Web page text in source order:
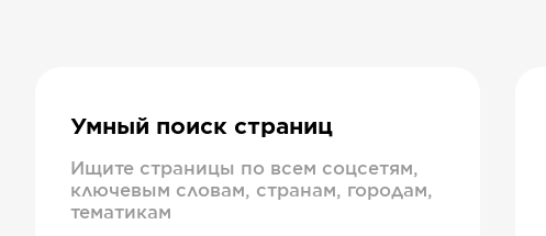
Умный поиск страниц
Ищите страницы по всем соцсетям,
ключевым словам, странам, городам,
тематикам